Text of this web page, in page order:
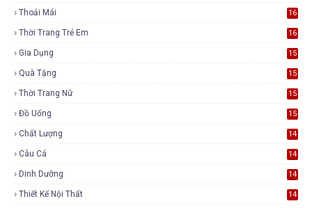
Thoải Mái 16
Thời Trang Trẻ Em 16
Gia Dụng 15
Quà Tặng 15
Thời Trang Nữ 15
Đồ Uống 15
Chất Lượng 14
Câu Cá 14
Dinh Dưỡng 14
Thiết Kế Nội Thất 14